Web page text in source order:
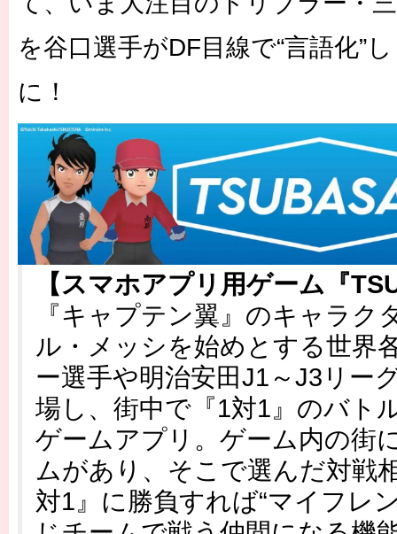
を谷口選手がDF目線で“言語化”
に！
【スマホアプリ用ゲーム『
『キャプテン翼』のキャラク
ル・メッシを始めとする世界
ー選手や明治安田J1～J3リー
場し、街中で『1対1』のバト
ゲームアプリ。ゲーム内の街
ムがあり、そこで選んだ対戦
対1』に勝負すれば“マイフレ